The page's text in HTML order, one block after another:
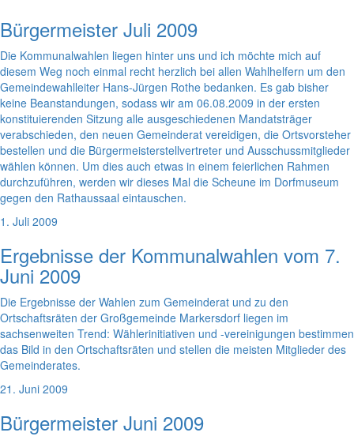
Bürgermeister Juli 2009
Die Kommunalwahlen liegen hinter uns und ich möchte mich auf
diesem Weg noch einmal recht herzlich bei allen Wahlhelfern um den
Gemeindewahlleiter Hans-Jürgen Rothe bedanken. Es gab bisher
keine Beanstandungen, sodass wir am 06.08.2009 in der ersten
konstituierenden Sitzung alle ausgeschiedenen Mandatsträger
verabschieden, den neuen Gemeinderat vereidigen, die Ortsvorsteher
bestellen und die Bürgermeisterstellvertreter und Ausschussmitglieder
wählen können. Um dies auch etwas in einem feierlichen Rahmen
durchzuführen, werden wir dieses Mal die Scheune im Dorfmuseum
gegen den Rathaussaal eintauschen.
1. Juli 2009
Ergebnisse der Kommunalwahlen vom 7.
Juni 2009
Die Ergebnisse der Wahlen zum Gemeinderat und zu den
Ortschaftsräten der Großgemeinde Markersdorf liegen im
sachsenweiten Trend: Wählerinitiativen und -vereinigungen bestimmen
das Bild in den Ortschaftsräten und stellen die meisten Mitglieder des
Gemeinderates.
21. Juni 2009
Bürgermeister Juni 2009